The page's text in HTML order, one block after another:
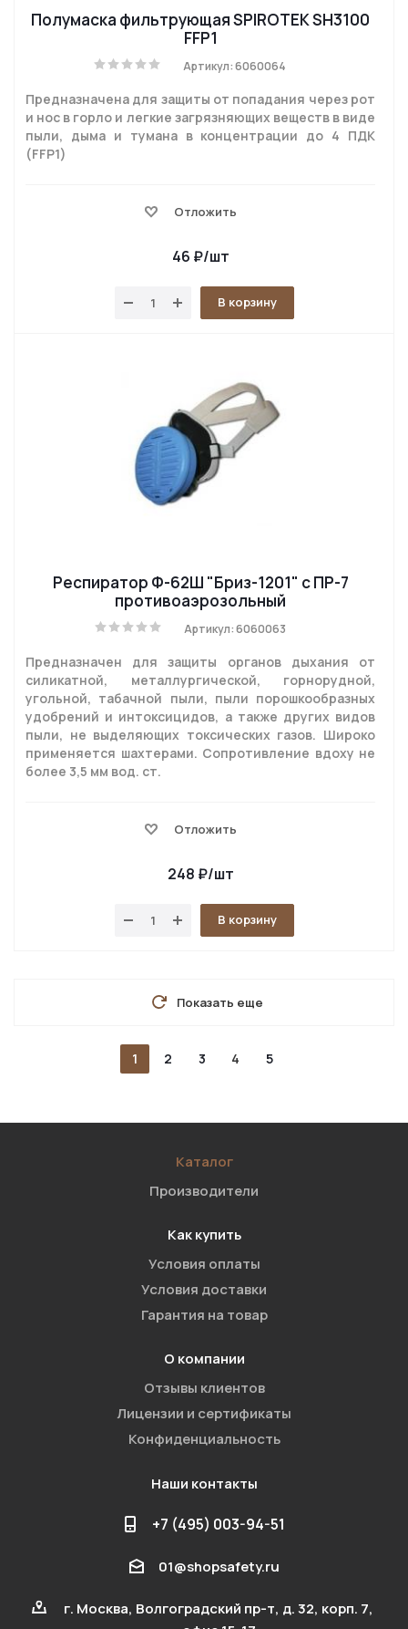
Полумаска фильтрующая SPIROTEK SH3100
FFP1
Артикул: 6060064
Предназначена для защиты от попадания через рот
и нос в горло и легкие загрязняющих веществ в виде
пыли, дыма и тумана в концентрации до 4 ПДК
(FFP1)
Отложить
46 ₽/шт
В корзину
Респиратор Ф-62Ш "Бриз-1201" с ПР-7
противоаэрозольный
Артикул: 6060063
Предназначен для защиты органов дыхания от
силикатной, металлургической, горнорудной,
угольной, табачной пыли, пыли порошкообразных
удобрений и интоксицидов, а также других видов
пыли, не выделяющих токсических газов. Широко
применяется шахтерами. Сопротивление вдоху не
более 3,5 мм вод. ст.
Отложить
248 ₽/шт
В корзину
Показать еще
1 2 3 4 5
Каталог
Производители
Как купить
Условия оплаты
Условия доставки
Гарантия на товар
О компании
Отзывы клиентов
Лицензии и сертификаты
Конфиденциальность
Наши контакты
+7 (495) 003-94-51
01@shopsafety.ru
г. Москва, Волгоградский пр-т, д. 32, корп. 7,